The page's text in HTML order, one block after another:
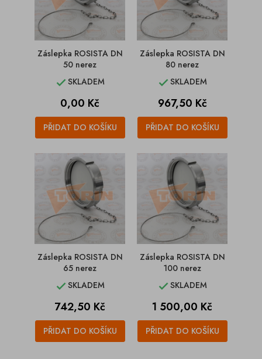
Záslepka ROSISTA DN
50 nerez
SKLADEM
Cena
0,00 Kč
PŘIDAT DO KOŠÍKU
Záslepka ROSISTA DN
80 nerez
SKLADEM
Cena
967,50 Kč
PŘIDAT DO KOŠÍKU
Záslepka ROSISTA DN
65 nerez
SKLADEM
Cena
742,50 Kč
PŘIDAT DO KOŠÍKU
Záslepka ROSISTA DN
100 nerez
SKLADEM
Cena
1 500,00 Kč
PŘIDAT DO KOŠÍKU